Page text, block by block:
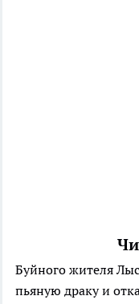
Буйного жителя
пьяную драку и